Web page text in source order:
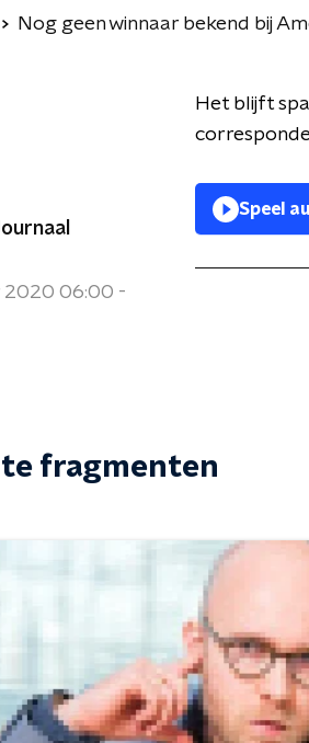
Nog geen winnaar bekend bij
2020 06:00 -
Het blijft
Speel
fragmenten